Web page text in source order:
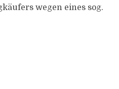
wegen eines sog.